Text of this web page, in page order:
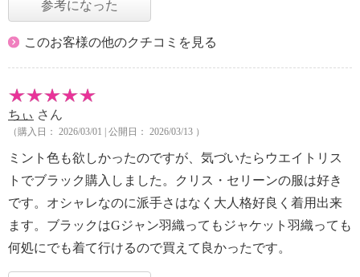
参考になった
このお客様の他のクチコミを見る
ちぃ さん
（購入日： 2026/03/01 | 公開日： 2026/03/13 ）
ミント色も欲しかったのですが、気づいたらウエイトリス
トでブラック購入しました。クリス・セリーンの服は好き
です。オシャレなのに派手さはなく大人格好良く着用出来
ます。ブラックはGジャン羽織ってもジャケット羽織っても
何処にでも着て行けるので買えて良かったです。